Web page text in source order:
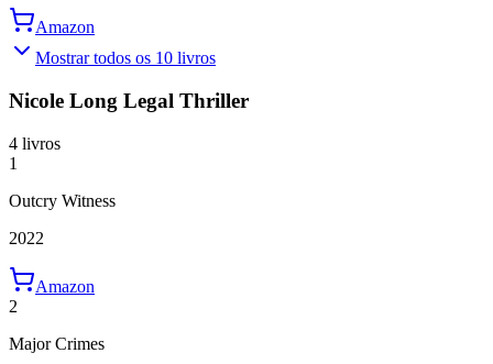
Amazon
Mostrar todos os 10 livros
Nicole Long Legal Thriller
4 livros
1
Outcry Witness
2022
Amazon
2
Major Crimes